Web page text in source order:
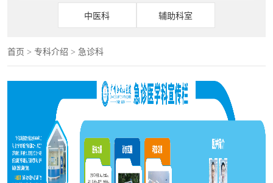
中医科 辅助科室
首页 > 专科介绍 > 急诊科